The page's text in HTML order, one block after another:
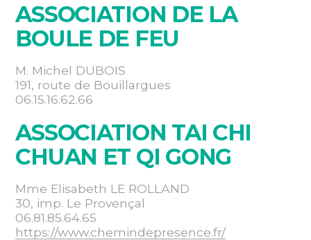
ASSOCIATION DE LA
BOULE DE FEU
M. Michel DUBOIS
191, route de Bouillargues
06.15.16.62.66
ASSOCIATION TAI CHI
CHUAN ET QI GONG
Mme Elisabeth LE ROLLAND
30, imp. Le Provençal
06.81.85.64.65
https://www.chemindepresence.fr/